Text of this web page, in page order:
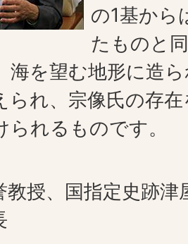
の1基から
たものと
海を望む地形に造
られ、宗像氏の存
られるものです。
教授、国指定史跡